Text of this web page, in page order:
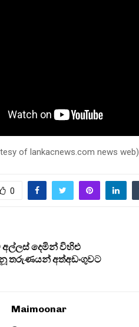
of lankacnews.com news web)
0
දෙමින් විහිළු
තරුණයන් අත්අඩංගුවට
Maimoonar